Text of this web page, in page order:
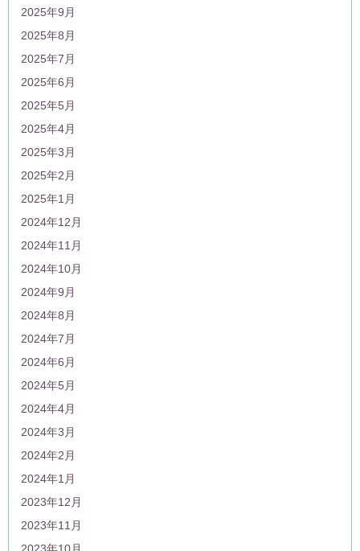
2025年9月
2025年8月
2025年7月
2025年6月
2025年5月
2025年4月
2025年3月
2025年2月
2025年1月
2024年12月
2024年11月
2024年10月
2024年9月
2024年8月
2024年7月
2024年6月
2024年5月
2024年4月
2024年3月
2024年2月
2024年1月
2023年12月
2023年11月